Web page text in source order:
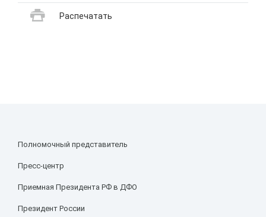
Распечатать
Полномочный представитель
Пресс-центр
Приемная Президента РФ в ДФО
Президент России